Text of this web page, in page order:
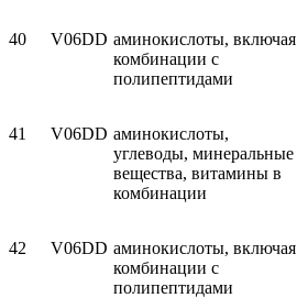
40 V06DD аминокислоты, включая
комбина­ции с
полипептидами
41 V06DD аминокислоты,
углеводы, минеральные
вещества, витамины в
комбинации
42 V06DD аминокислоты, включая
комбина­ции с
полипептидами